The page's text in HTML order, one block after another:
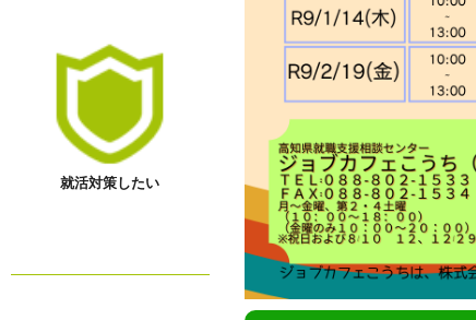
就活対策したい